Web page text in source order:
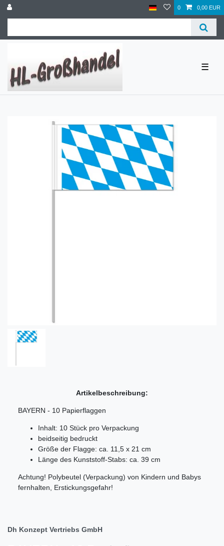
0 0,00 EUR
☰
Artikelbeschreibung:
BAYERN - 10 Papierflaggen
Inhalt: 10 Stück pro Verpackung
beidseitig bedruckt
Größe der Flagge: ca. 11,5 x 21 cm
Länge des Kunststoff-Stabs: ca. 39 cm
Achtung! Polybeutel (Verpackung) von Kindern und Babys
fernhalten, Erstickungsgefahr!
Dh Konzept Vertriebs GmbH